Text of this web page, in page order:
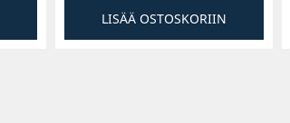
LISÄÄ OSTOSKORIIN